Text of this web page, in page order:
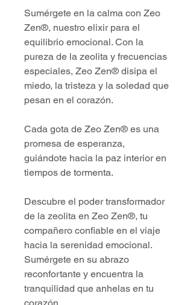
Sumérgete en la calma con Zeo
Zen®, nuestro elixir para el
equilibrio emocional. Con la
pureza de la zeolita y frecuencias
especiales, Zeo Zen® disipa el
miedo, la tristeza y la soledad que
pesan en el corazón.
Cada gota de Zeo Zen® es una
promesa de esperanza,
guiándote hacia la paz interior en
tiempos de tormenta.
Descubre el poder transformador
de la zeolita en Zeo Zen®, tu
compañero confiable en el viaje
hacia la serenidad emocional.
Sumérgete en su abrazo
reconfortante y encuentra la
tranquilidad que anhelas en tu